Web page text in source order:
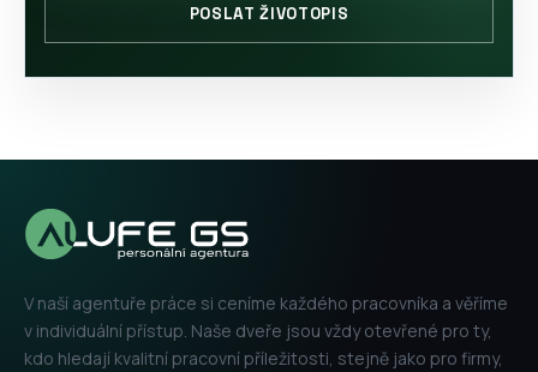
POSLAT ŽIVOTOPIS
V naší agentuře práce si ceníme každého pracovníka a věříme
v individuální přístup. Naše dveře jsou vždy otevřené pro ty,
kdo hledají kvalitní pracovní příležitosti, stejně jako pro firmy,